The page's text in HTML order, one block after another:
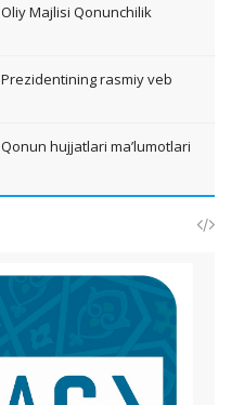
Majlisi Qonunchilik
rasmiy veb
hujjatlari ma’lumotlari